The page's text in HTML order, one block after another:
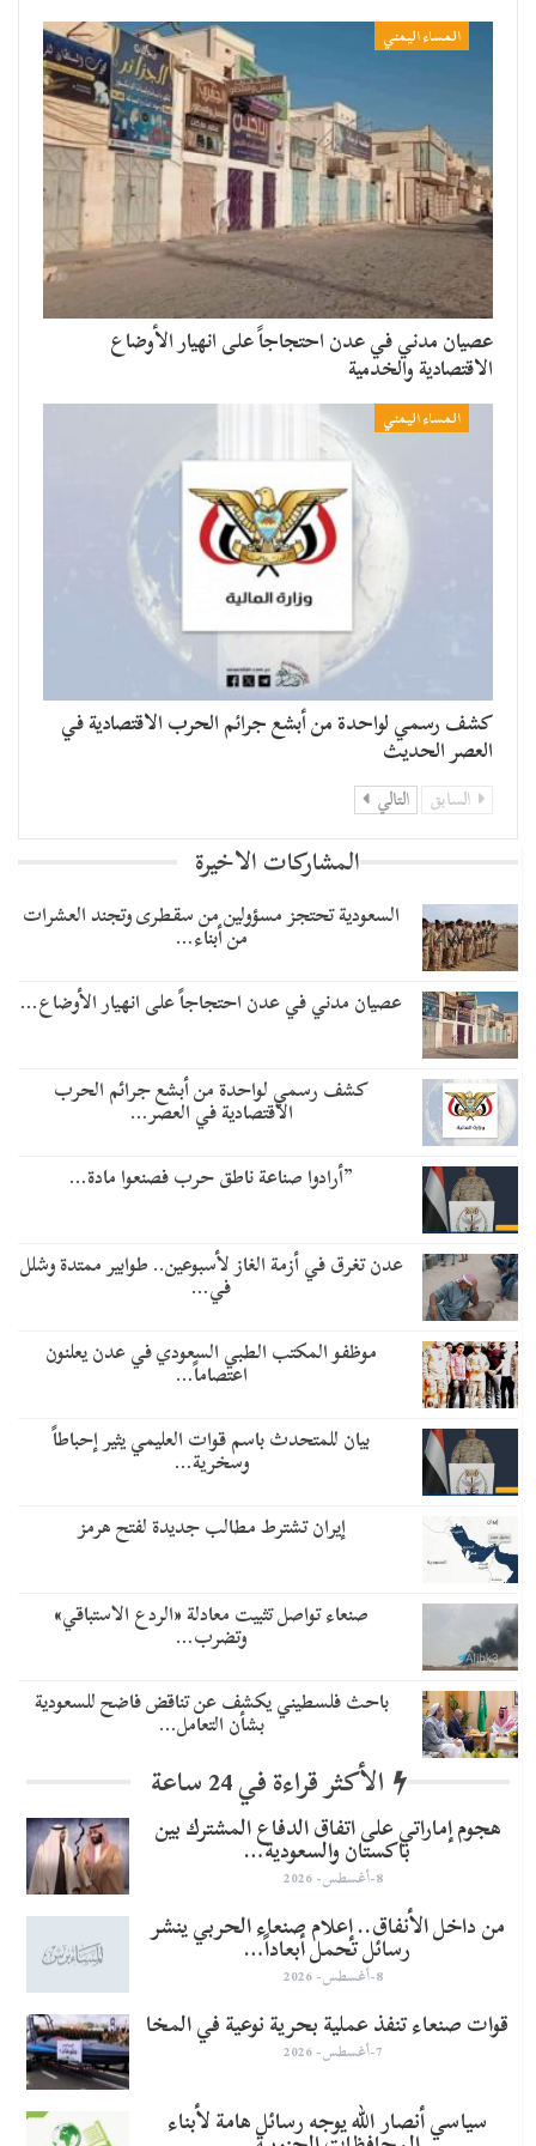
المساء اليمني
عصيان مدني في عدن احتجاجاً على انهيار الأوضاع
الاقتصادية والخدمية
المساء اليمني
كشف رسمي لواحدة من أبشع جرائم الحرب الاقتصادية في
العصر الحديث
السابق التالي
المشاركات الاخيرة
السعودية تحتجز مسؤولين من سقطرى وتجند العشرات
من أبناء…
عصيان مدني في عدن احتجاجاً على انهيار الأوضاع…
كشف رسمي لواحدة من أبشع جرائم الحرب
الاقتصادية في العصر…
​”أرادوا صناعة ناطق حرب فصنعوا مادة…
عدن تغرق في أزمة الغاز لأسبوعين.. طوابير ممتدة وشلل
في…
موظفو المكتب الطبي السعودي في عدن يعلنون
اعتصاماً…
بيان للمتحدث باسم قوات العليمي يثير إحباطاً
وسخرية…
إيران تشترط مطالب جديدة لفتح هرمز
صنعاء تواصل تثبيت معادلة «الردع الاستباقي»
وتضرب…
باحث فلسطيني يكشف عن تناقض فاضح للسعودية
بشأن التعامل…
الأكثر قراءة في 24 ساعة
هجوم إماراتي على اتفاق الدفاع المشترك بين
باكستان والسعودية…
8-أغسطس- 2026
من داخل الأنفاق.. إعلام صنعاء الحربي ينشر
رسائل تحمل أبعاداً…
8-أغسطس- 2026
قوات صنعاء تنفذ عملية بحرية نوعية في المخا
7-أغسطس- 2026
سياسي أنصار الله يوجه رسائل هامة لأبناء